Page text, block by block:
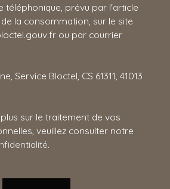
téléphonique, prévu par l'article
de la consommation, sur le site
ou par courrier
Service Bloctel, CS 61311, 41013
sur le traitement de vos
veuillez consulter notre
.